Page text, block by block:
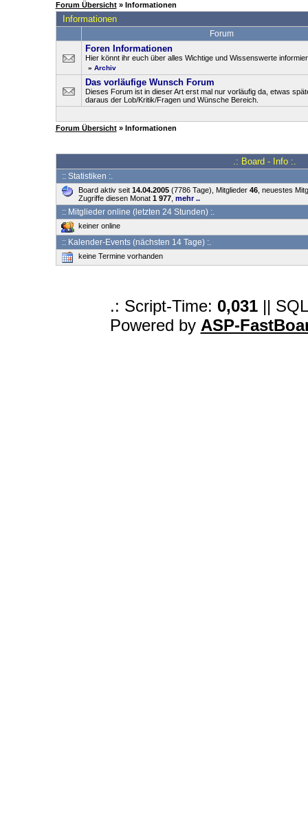
Forum Übersicht » Informationen
Informationen
Forum
Foren Informationen
Hier könnt ihr euch über alles Wichtige und Wissenswerte
» Archiv
Das vorläufige Wunsch Forum
Dieses Forum ist in dieser Art erst mal nur vorläufig da, etwas
daraus der Lob/Kritik/Fragen und Wünsche Bereich.
Forum Übersicht » Informationen
.: Board - Info :.
:: Statistiken :.
Board aktiv seit 14.04.2005(7786 Tage), Mitglieder 46, neuestes
Zugriffe diesen Monat 1 977, mehr ..
:: Mitglieder online (letzten 24 Stunden) :.
keiner online
:: Kalender-Events (nächsten 14 Tage) :.
keine Termine vorhanden
.: Script-Time: 0,031||
Powered by ASP-